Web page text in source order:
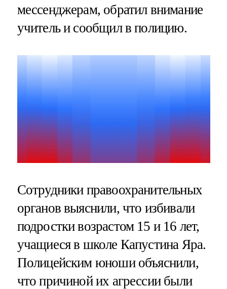
мессенджерам, обратил внимание
учитель и сообщил в полицию.
Сотрудники правоохранительных
органов выяснили, что избивали
подростки возрастом 15 и 16 лет,
учащиеся в школе Капустина Яра.
Полицейским юноши объяснили,
что причиной их агрессии были